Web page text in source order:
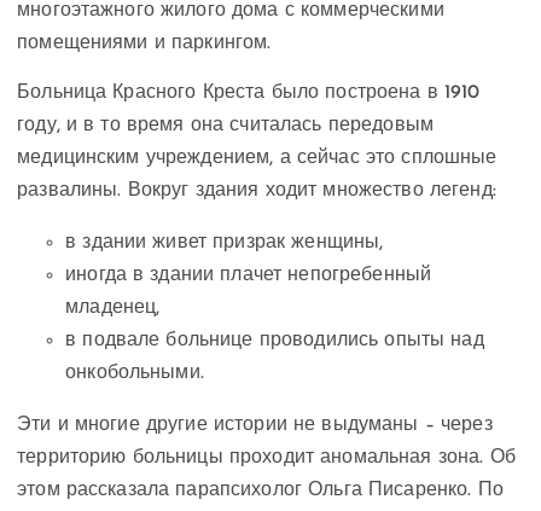
многоэтажного жилого дома с коммерческими
помещениями и паркингом.
Больница Красного Креста было построена в 1910
году, и в то время она считалась передовым
медицинским учреждением, а сейчас это сплошные
развалины. Вокруг здания ходит множество легенд:
в здании живет призрак женщины,
иногда в здании плачет непогребенный
младенец,
в подвале больнице проводились опыты над
онкобольными.
Эти и многие другие истории не выдуманы – через
территорию больницы проходит аномальная зона. Об
этом рассказала парапсихолог Ольга Писаренко. По